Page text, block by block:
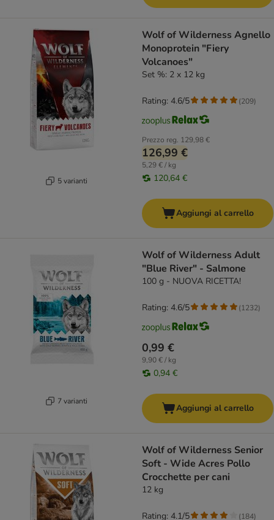
5 varianti
Wolf of Wilderness Agnello
Monoprotein "Fiery
Volcanoes"
Set %: 2 x 12 kg
Prezzo reg. 129,98 €
126,99 €
5,29 € / kg
120,64 €
Rating: 4.6/5 (209)
Aggiungi al carrello
7 varianti
Wolf of Wilderness Adult
"Blue River" - Salmone
100 g - NUOVA RICETTA!
0,99 €
9,90 € / kg
0,94 €
Rating: 4.6/5 (1232)
Aggiungi al carrello
Wolf of Wilderness Senior
Soft - Wide Acres Pollo
Crocchette per cani
12 kg
Rating: 4.1/5 (184)